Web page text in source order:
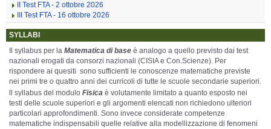
II Test FTA - 2 ottobre 2026
III Test FTA - 16 ottobre 2026
SYLLABI
Il syllabus per la Matematica di base è analogo a quello previsto dai test
nazionali erogati da consorzi nazionali (CISIA e Con.Scienze). Per
rispondere ai quesiti sono sufficienti le conoscenze matematiche previste
nei primi tre o quattro anni dei curricoli di tutte le scuole secondarie superiori.
ll syllabus del modulo Fisica è volutamente limitato a quanto esposto nei
testi delle scuole superiori e gli argomenti elencati non richiedono ulteriori
particolari approfondimenti. Sono invece considerate competenze
matematiche indispensabili quelle relative alla modellizzazione di fenomeni